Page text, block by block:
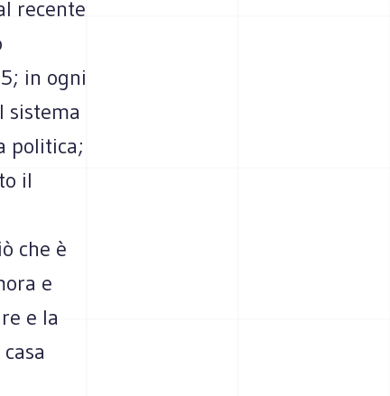
recente
in ogni
sistema
politica;
il
che è
e
e la